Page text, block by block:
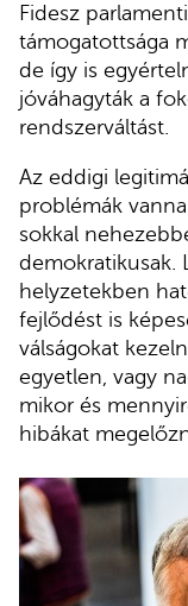
Fidesz
támogatottsága
de így is
jóváhagyták a
rendszerváltást.
Az eddigi
problémák
sokkal
demokratikusak.
helyzetekben
fejlődést is
válságokat
egyetlen, vagy
mikor és
hibákat